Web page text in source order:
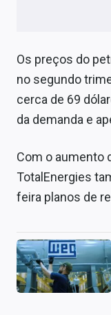
Os preços do
no segundo
cerca de 69
da demanda e
Com o aumento
TotalEnergies
feira planos de